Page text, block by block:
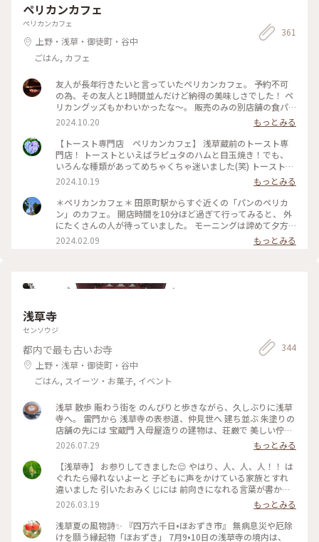
ペリカンカフェ
ペリカンカフェ
上野・浅草・御徒町・谷中
ごはん, カフェ
361
友人が長年行きたいと言っていたペリカンカフェ。 予約不可
の為、その友人と1時間並んだけど納得の美味しさでした！ ペ
リカングッズもかわいかったな〜。 販売のみの別店舗の食パ
ン、ロールパンは予約必須です。
2024.10.20
もっとみる
【トースト専門店 ペリカンカフェ】 浅草蔵前のトースト専
門店！ トーストといえばラピュタのハムと目玉焼き！でも、
いろんな種類があってめちゃくちゃ迷いました(笑) トーストは
サクサクホカホカ、目玉焼きは半熟トロトロ、ハムとの相性最
高です！ 予約はできないので1時間待ちました💦でもスマホで
整理番号を読み取り、あと何組かが確認できます！ 蔵前はカ
フェ開拓していきたい・・・！ #トースト #トースト専門店 #
ペリカンカフェ #蔵前 #浅草
2024.10.19
もっとみる
＊ペリカンカフェ＊ 田原町駅からすぐ近くの「パンのペリカ
ン」のカフェ。 開店時間を10分ほど過ぎて行ってみると、 外
にたくさんの人が待っていました。 モーニングは諦めて夕方
行ってみました。 16時30分少し前。 お店に着くとまだたくさ
んの人が。 17時のラストオーダーまで待っても 案内できない
ラッキーでした。 フルーツサンドは終わっていたので オムレ
わり柔らかい食パンにまず感動。 オムレツも優しいおいしさ
で幸せでした。 パンが人気の理由がよく分かりました。 本当
はトーストのモーニングが食べたかったので 次回東京に行っ
たときにはまた行ってみようと思いました。 #冬の旅 #私のこ
とりっぷ旅 #東京 #東京さんぽ #蔵前 #蔵前さんぽ #田原町 #蔵
前カフェ #ペリカンカフェ
2024.02.09 もっとみる
浅草寺
センソウジ
都内で最も古いお寺
上野・浅草・御徒町・谷中
ごはん, スイーツ・お菓子, イベント
344
浅草 散歩 賑わう街を のんびりと歩きながら、久しぶりに浅草
寺へ。 雷門から 浅草寺の表参道、仲見世へ 建ち並ぶ 朱塗りの
店舗の先には 宝蔵門 入母屋造りの建物は、荘厳で 美しい佇ま
い 思わず 見惚れてしまいます♡ こちらに掲げられている お馴
染みの "小舟町"と記された大提灯が 見当たらず。。 調べてみ
ると、10年ぶりに 掛け替えられるとのこと、 10月末頃に 新調
され、お目見えするそうです。 本堂でお参り、上から境内を眺
めました。 参拝の人々で 華やぐ境内、凛と佇む 五重塔 社殿を
吹き抜ける 心地良い風を感じながら 眺める風景は、神々しさ
の中にも 下町の風情が感じられ、ほっこり♡ 素敵な夏の一日
になりました。 #風景 #浅草寺 #古刹 #雷門 #仲見世 #五重塔 #
浅草 #上野 #東京 #ひみつの絶景
2026.07.29
もっとみる
【浅草寺】 お参りしてきました😌 やはり、人、人、人！！ は
ぐれたら帰れないよーと 子どもに声をかけている家族とすれ
違いました 引いたおみくじには 前向きになれる言葉が書かれ
ていたので 年度末の忙しさにも心を乱されることなく 過ごし
たいです☺️ #ことりっぷ東京 #参拝 #お寺 #おみくじ
2026.03.19
もっとみる
浅草夏の風物詩✨ 『四万六千日•ほおずき市』 無病息災や厄除
けを願う縁起物「ほおずき」 7月9•10日の浅草寺の境内は、